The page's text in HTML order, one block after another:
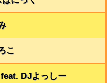
こ
DJよっしー